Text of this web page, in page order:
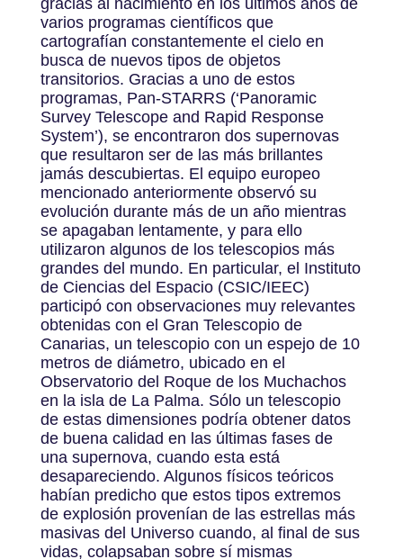
gracias al nacimiento en los últimos años de
varios programas científicos que
cartografían constantemente el cielo en
busca de nuevos tipos de objetos
transitorios. Gracias a uno de estos
programas, Pan-STARRS (‘Panoramic
Survey Telescope and Rapid Response
System’), se encontraron dos supernovas
que resultaron ser de las más brillantes
jamás descubiertas. El equipo europeo
mencionado anteriormente observó su
evolución durante más de un año mientras
se apagaban lentamente, y para ello
utilizaron algunos de los telescopios más
grandes del mundo. En particular, el Instituto
de Ciencias del Espacio (CSIC/IEEC)
participó con observaciones muy relevantes
obtenidas con el Gran Telescopio de
Canarias, un telescopio con un espejo de 10
metros de diámetro, ubicado en el
Observatorio del Roque de los Muchachos
en la isla de La Palma. Sólo un telescopio
de estas dimensiones podría obtener datos
de buena calidad en las últimas fases de
una supernova, cuando esta está
desapareciendo. Algunos físicos teóricos
habían predicho que estos tipos extremos
de explosión provenían de las estrellas más
masivas del Universo cuando, al final de sus
vidas, colapsaban sobre sí mismas